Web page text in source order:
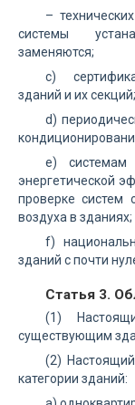
–
системы
заменяются;
c)
зданий и их секций;
d)
e) системам
энергетической
проверке систем
воздуха в зданиях;
f)
зданий с почти
Статья 3.
(1)
существующим
(2)
категории зданий: